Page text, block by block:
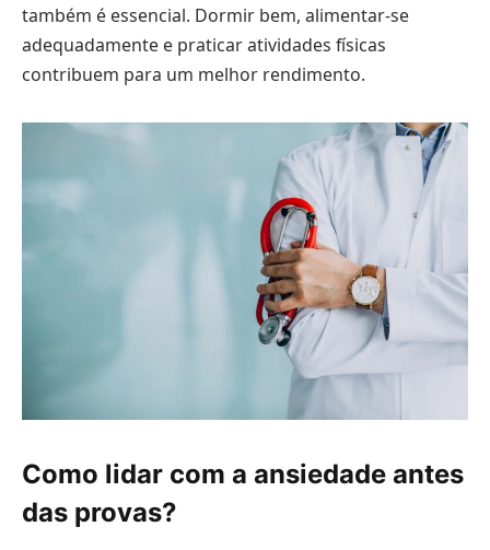
também é essencial. Dormir bem, alimentar-se
adequadamente e praticar atividades físicas
contribuem para um melhor rendimento.
Como lidar com a ansiedade antes
das provas?